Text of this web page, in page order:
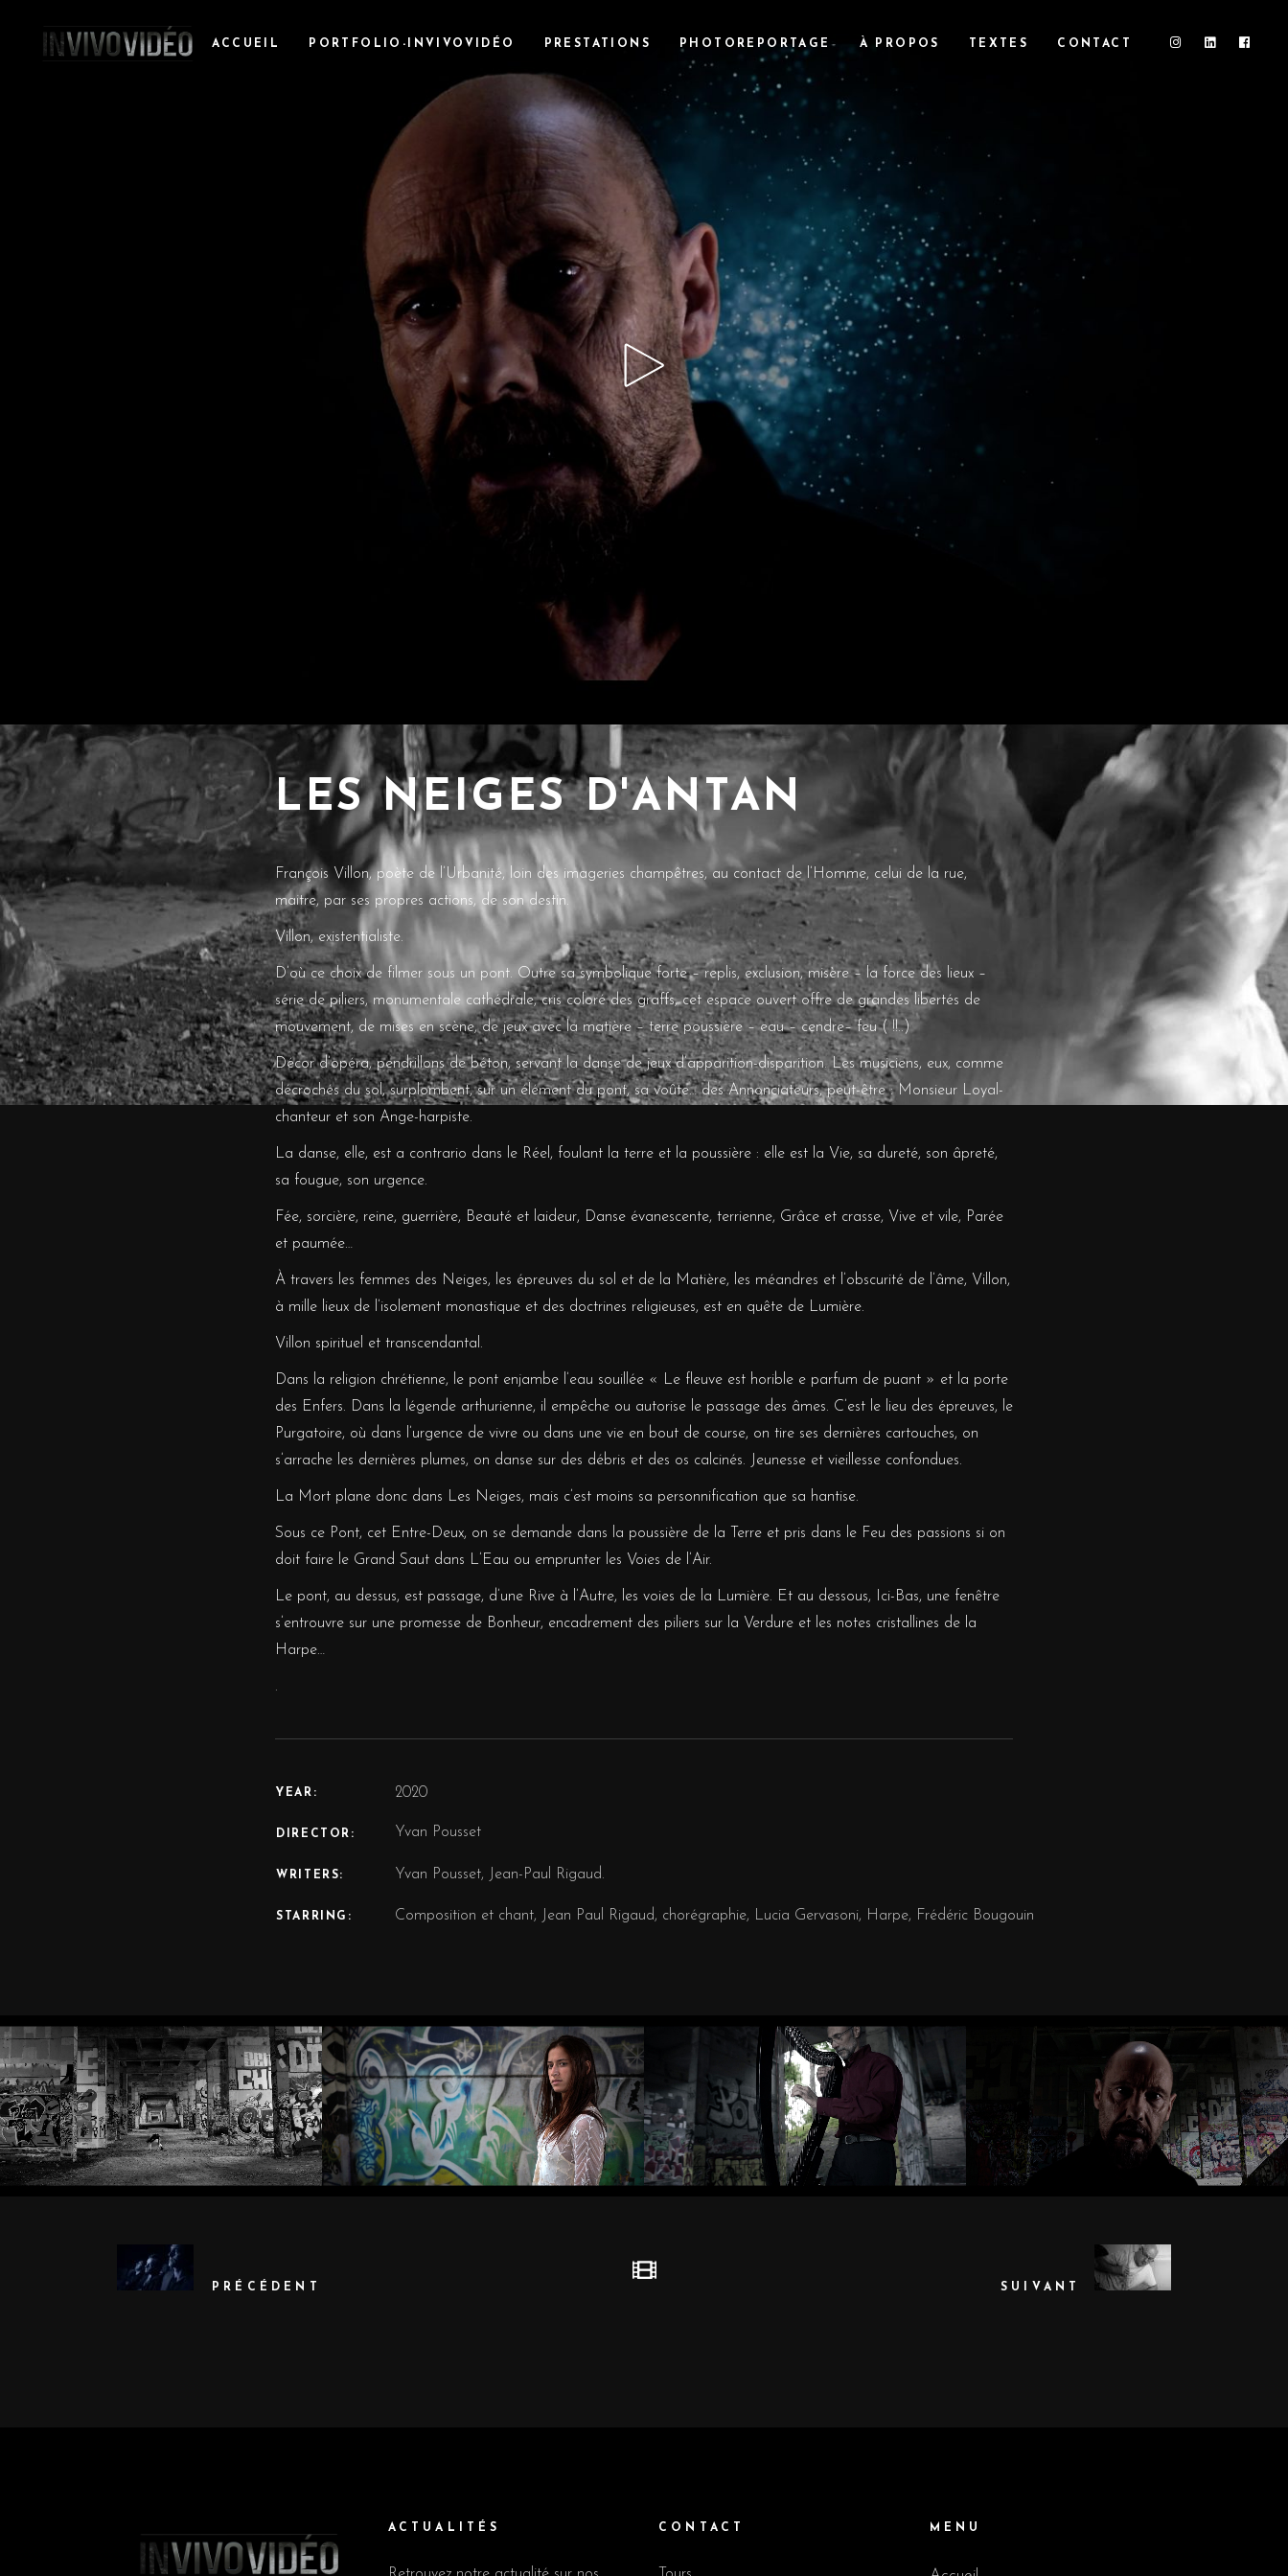
ACCUEIL PORTFOLIO-INVIVOVIDÉO PRESTATIONS PHOTOREPORTAGE À PROPOS TEXTES CONTACT
LES NEIGES D'ANTAN
François Villon, poète de l’Urbanité, loin des imageries champêtres, au contact de l’Homme, celui de la rue,
maitre, par ses propres actions, de son destin.
Villon, existentialiste.
D’où ce choix de filmer sous un pont. Outre sa symbolique forte – replis, exclusion, misère – la force des lieux –
série de piliers, monumentale cathédrale, cris coloré des graffs, cet espace ouvert offre de grandes libertés de
mouvement, de mises en scène, de jeux avec la matière – terre poussière – eau – cendre– feu ( !!..)
Décor d’opéra, pendrillons de béton, servant la danse de jeux d’apparition-disparition. Les musiciens, eux, comme
décrochés du sol, surplombent, sur un élément du pont, sa voûte… des Annonciateurs, peut-être : Monsieur Loyal-
chanteur et son Ange-harpiste.
La danse, elle, est a contrario dans le Réel, foulant la terre et la poussière : elle est la Vie, sa dureté, son âpreté,
sa fougue, son urgence.
Fée, sorcière, reine, guerrière, Beauté et laideur, Danse évanescente, terrienne, Grâce et crasse, Vive et vile, Parée
et paumée…
À travers les femmes des Neiges, les épreuves du sol et de la Matière, les méandres et l’obscurité de l’âme, Villon,
à mille lieux de l’isolement monastique et des doctrines religieuses, est en quête de Lumière.
Villon spirituel et transcendantal.
Dans la religion chrétienne, le pont enjambe l’eau souillée « Le fleuve est horible e parfum de puant » et la porte
des Enfers. Dans la légende arthurienne, il empêche ou autorise le passage des âmes. C’est le lieu des épreuves, le
Purgatoire, où dans l’urgence de vivre ou dans une vie en bout de course, on tire ses dernières cartouches, on
s’arrache les dernières plumes, on danse sur des débris et des os calcinés. Jeunesse et vieillesse confondues.
La Mort plane donc dans Les Neiges, mais c’est moins sa personnification que sa hantise.
Sous ce Pont, cet Entre-Deux, on se demande dans la poussière de la Terre et pris dans le Feu des passions si on
doit faire le Grand Saut dans L’Eau ou emprunter les Voies de l’Air.
Le pont, au dessus, est passage, d’une Rive à l’Autre, les voies de la Lumière. Et au dessous, Ici-Bas, une fenêtre
s’entrouvre sur une promesse de Bonheur, encadrement des piliers sur la Verdure et les notes cristallines de la
Harpe…
.
YEAR:
DIRECTOR:
WRITERS:
STARRING:
2020
Yvan Pousset
Yvan Pousset, Jean-Paul Rigaud.
Composition et chant, Jean Paul Rigaud, chorégraphie, Lucia Gervasoni, Harpe, Frédéric Bougouin
PRÉCÉDENT SUIVANT
ACTUALITÉS CONTACT MENU